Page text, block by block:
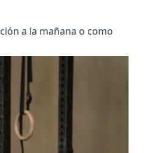
a la mañana o como